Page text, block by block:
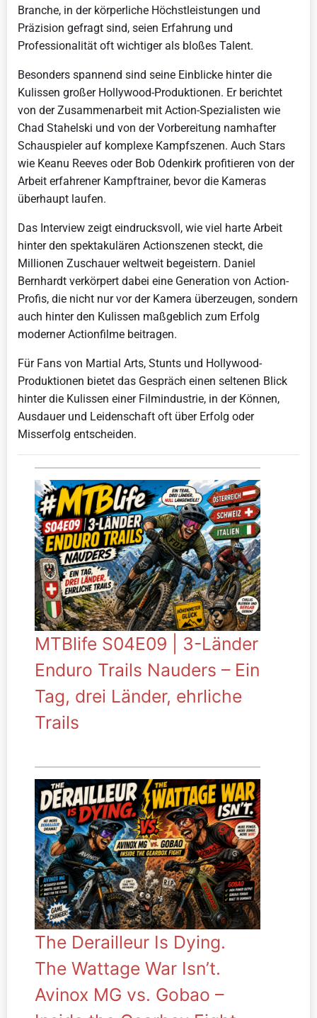
Branche, in der körperliche Höchstleistungen und
Präzision gefragt sind, seien Erfahrung und
Professionalität oft wichtiger als bloßes Talent.
Besonders spannend sind seine Einblicke hinter die
Kulissen großer Hollywood-Produktionen. Er berichtet
von der Zusammenarbeit mit Action-Spezialisten wie
Chad Stahelski und von der Vorbereitung namhafter
Schauspieler auf komplexe Kampfszenen. Auch Stars
wie Keanu Reeves oder Bob Odenkirk profitieren von der
Arbeit erfahrener Kampftrainer, bevor die Kameras
überhaupt laufen.
Das Interview zeigt eindrucksvoll, wie viel harte Arbeit
hinter den spektakulären Actionszenen steckt, die
Millionen Zuschauer weltweit begeistern. Daniel
Bernhardt verkörpert dabei eine Generation von Action-
Profis, die nicht nur vor der Kamera überzeugen, sondern
auch hinter den Kulissen maßgeblich zum Erfolg
moderner Actionfilme beitragen.
Für Fans von Martial Arts, Stunts und Hollywood-
Produktionen bietet das Gespräch einen seltenen Blick
hinter die Kulissen einer Filmindustrie, in der Können,
Ausdauer und Leidenschaft oft über Erfolg oder
Misserfolg entscheiden.
MTBlife S04E09 | 3-Länder
Enduro Trails Nauders – Ein
Tag, drei Länder, ehrliche
Trails
The Derailleur Is Dying.
The Wattage War Isn’t.
Avinox MG vs. Gobao –